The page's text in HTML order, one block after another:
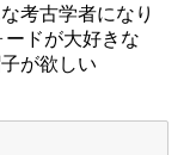
考古学者になり
ドが大好きな
が欲しい